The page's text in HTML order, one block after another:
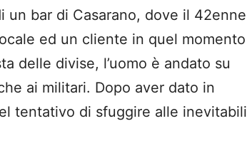
un bar di Casarano, dove il 42enne
ed un cliente in quel momento
delle divise, l’uomo è andato su
ai militari. Dopo aver dato in
tentativo di sfuggire alle inevitabili